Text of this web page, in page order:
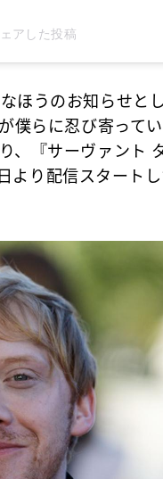
アした投稿
ほうのお知らせと
僕らに忍び寄って
、『サーヴァント
より配信スタート